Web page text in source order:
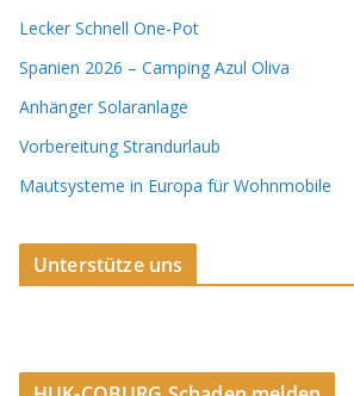
Lecker Schnell One-Pot
Spanien 2026 – Camping Azul Oliva
Anhänger Solaranlage
Vorbereitung Strandurlaub
Mautsysteme in Europa für Wohnmobile
Unterstütze uns